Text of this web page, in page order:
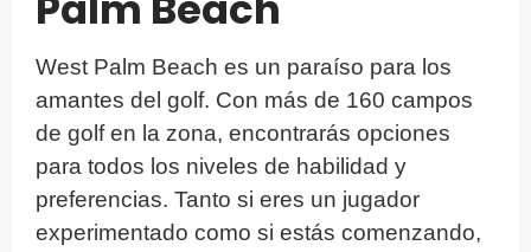
West Palm Beach es un paraíso para los
amantes del golf. Con más de 160 campos
de golf en la zona, encontrarás opciones
para todos los niveles de habilidad y
preferencias. Tanto si eres un jugador
experimentado como si estás comenzando,